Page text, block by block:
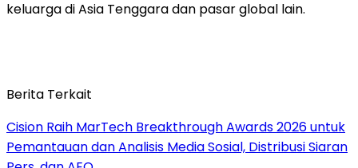
keluarga diAsia Tenggaradan pasar global lain.
Berita Terkait
Cision Raih MarTech Breakthrough Awards 2026 untuk
Pemantauan dan Analisis Media Sosial, Distribusi Siaran